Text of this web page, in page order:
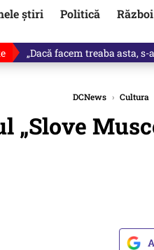
știri Politică Război
„Dacă facem treaba asta,
DCNews › Cultura
„Slove